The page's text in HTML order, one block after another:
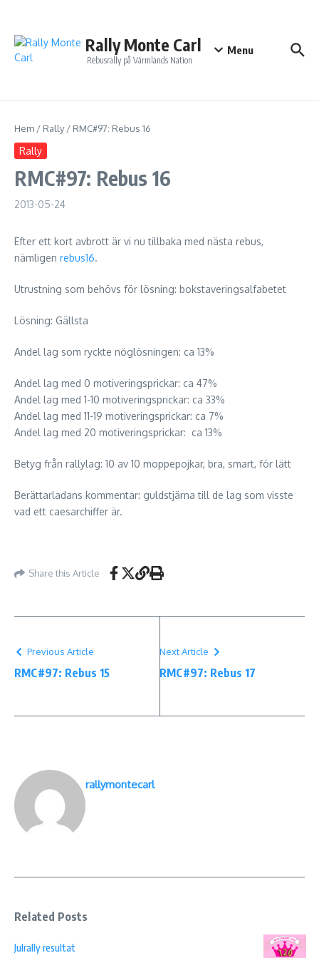
Rally Monte Carl
Rebusrally på Värmlands Nation
Menu
Hem / Rally/ RMC#97: Rebus 16
Rally
RMC#97: Rebus 16
2013-05-24
Efter ett kort avbrott är vi nu tillbaka med nästa rebus,
nämligen rebus16.
Utrustning som behövs för lösning: bokstaveringsalfabetet
Lösning: Gällsta
Andel lag som ryckte nöglösningen: ca 13%
Andel lag med 0 motiveringsprickar: ca 47%
Andel lag med 1-10 motiveringsprickar: ca 33%
Andel lag med 11-19 motiveringsprickar: ca 7%
Andel lag med 20 motiveringsprickar: ca 13%
Betyg från rallylag: 10 av 10 moppepojkar, bra, smart, för lätt
Berättarladans kommentar: guldstjärna till de lag som visste
vad ett caesarchiffer är.
Share this Article
Previous Article
RMC#97: Rebus 15
Next Article
RMC#97: Rebus 17
rallymontecarl
Related Posts
Julrally resultat